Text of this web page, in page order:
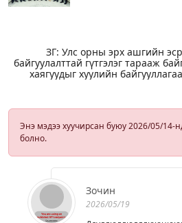
ЗГ: Улс орны эрх ашгийн
байгуулалттай гүтгэлэг тарааж
хаягуудыг хуулийн
Энэ мэдээ хуучирсан буюу 2026/05/14-
болно.
Зочин
2026/05/19